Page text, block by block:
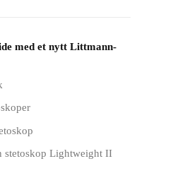
med et nytt Littmann-
stetoskop Lightweight II